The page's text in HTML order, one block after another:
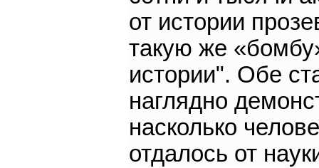
от истории
такую же
истории". Обе
наглядно
насколько
отдалось от